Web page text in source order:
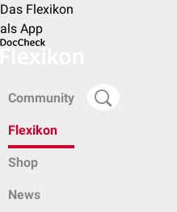
Das Flexikon
als App
Community
Flexikon
Shop
News